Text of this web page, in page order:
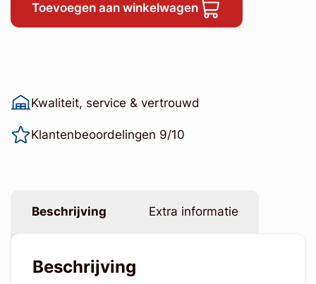
Toevoegen aan winkelwagen
Kwaliteit, service & vertrouwd
Klantenbeoordelingen 9/10
Beschrijving Extra informatie
Beschrijving